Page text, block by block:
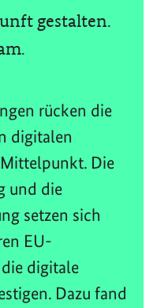
gestalten.
rücken die
digitalen
Die
und die
setzen sich
EU-
digitale
Dazu fand